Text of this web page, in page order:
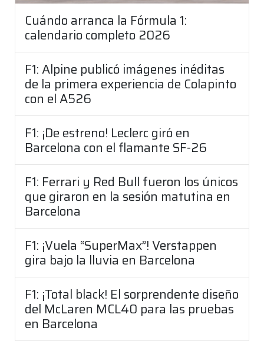
Cuándo arranca la Fórmula 1:
calendario completo 2026
F1: Alpine publicó imágenes inéditas
de la primera experiencia de Colapinto
con el A526
F1: ¡De estreno! Leclerc giró en
Barcelona con el flamante SF-26
F1: Ferrari y Red Bull fueron los únicos
que giraron en la sesión matutina en
Barcelona
F1: ¡Vuela “SuperMax”! Verstappen
gira bajo la lluvia en Barcelona
F1: ¡Total black! El sorprendente diseño
del McLaren MCL40 para las pruebas
en Barcelona